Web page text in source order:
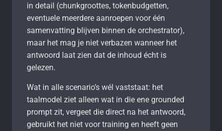
in detail (chunkgroottes, tokenbudgetten,
eventuele meerdere aanroepen voor één
samenvatting blijven binnen de orchestrator),
maar het mag je niet verbazen wanneer het
antwoord laat zien dat de inhoud écht is
gelezen.
Wat in alle scenario’s wél vaststaat: het
taalmodel ziet alleen wat in die ene grounded
prompt zit, vergeet die direct na het antwoord,
gebruikt het niet voor training en heeft geen